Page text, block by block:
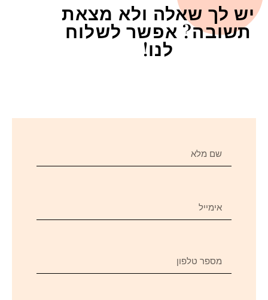
יש לך שאלה ולא מצאת
תשובה? אפשר לשלוח
לנו!